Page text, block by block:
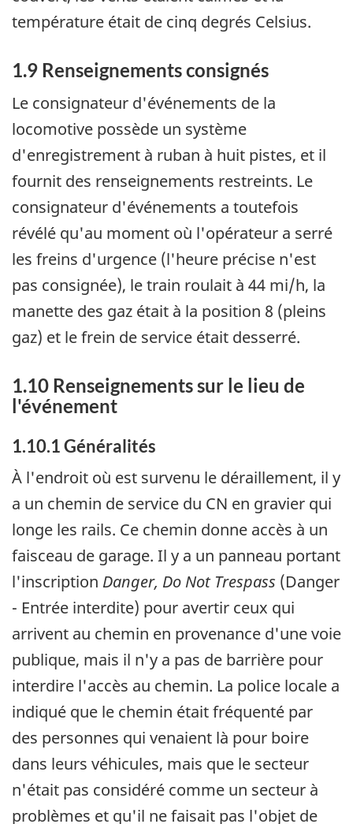
température était de cinq degrés Celsius.
1.9 Renseignements consignés
Le consignateur d'événements de la
locomotive possède un système
d'enregistrement à ruban à huit pistes, et il
fournit des renseignements restreints. Le
consignateur d'événements a toutefois
révélé qu'au moment où l'opérateur a serré
les freins d'urgence (l'heure précise n'est
pas consignée), le train roulait à 44 mi/h, la
manette des gaz était à la position 8 (pleins
gaz) et le frein de service était desserré.
1.10 Renseignements sur le lieu de
l'événement
1.10.1 Généralités
À l'endroit où est survenu le déraillement, il y
a un chemin de service du CN en gravier qui
longe les rails. Ce chemin donne accès à un
faisceau de garage. Il y a un panneau portant
l'inscription Danger, Do Not Trespass (Danger
- Entrée interdite) pour avertir ceux qui
arrivent au chemin en provenance d'une voie
publique, mais il n'y a pas de barrière pour
interdire l'accès au chemin. La police locale a
indiqué que le chemin était fréquenté par
des personnes qui venaient là pour boire
dans leurs véhicules, mais que le secteur
n'était pas considéré comme un secteur à
problèmes et qu'il ne faisait pas l'objet de